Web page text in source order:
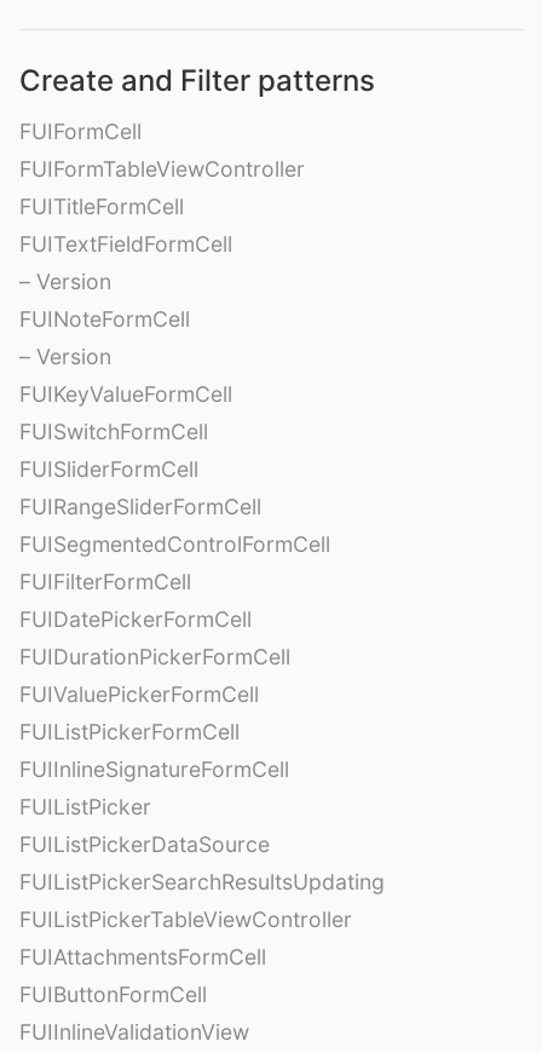
Create and Filter patterns
FUIFormCell
FUIFormTableViewController
FUITitleFormCell
FUITextFieldFormCell
– Version
FUINoteFormCell
– Version
FUIKeyValueFormCell
FUISwitchFormCell
FUISliderFormCell
FUIRangeSliderFormCell
FUISegmentedControlFormCell
FUIFilterFormCell
FUIDatePickerFormCell
FUIDurationPickerFormCell
FUIValuePickerFormCell
FUIListPickerFormCell
FUIInlineSignatureFormCell
FUIListPicker
FUIListPickerDataSource
FUIListPickerSearchResultsUpdating
FUIListPickerTableViewController
FUIAttachmentsFormCell
FUIButtonFormCell
FUIInlineValidationView